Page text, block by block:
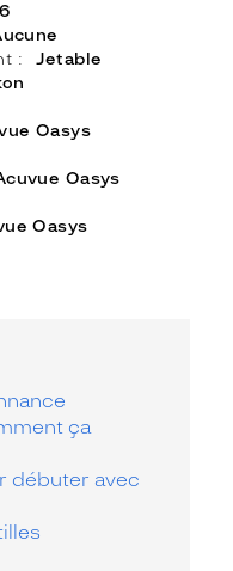
Jetable
Oasys
Oasys
Oasys
ça
débuter avec